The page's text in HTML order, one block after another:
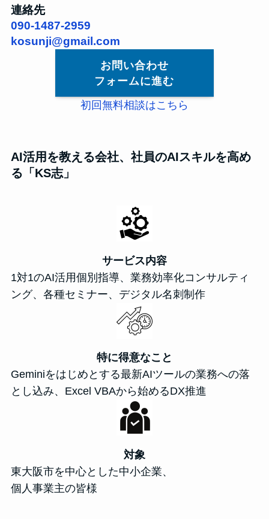
連絡先
090-1487-2959
kosunji@gmail.com
お問い合わせ
フォームに進む
初回無料相談はこちら
AI活用を教える会社、社員のAIスキルを高め
る「KS志」
サービス内容
1対1のAI活用個別指導、業務効率化コンサルティ
ング、各種セミナー、デジタル名刺制作
特に得意なこと
Geminiをはじめとする最新AIツールの業務への落
とし込み、Excel VBAから始めるDX推進
対象
東大阪市を中心とした中小企業、
個人事業主の皆様